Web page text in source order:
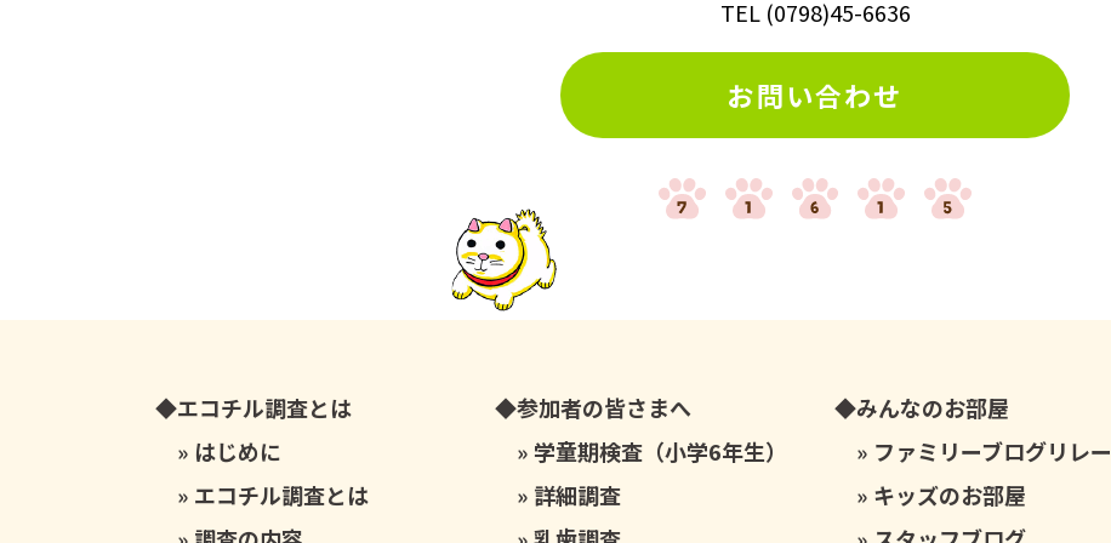
TEL (0798)45-6636
お問い合わせ
エコチル調査とは
はじめに
エコチル調査とは
参加者の皆さまへ
学童期検査（小学6年生）
詳細調査
みんなのお部屋
ファミリーブログリレー
キッズのお部屋